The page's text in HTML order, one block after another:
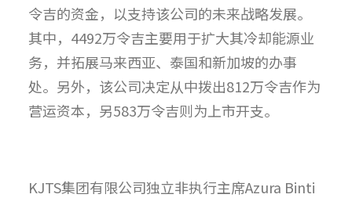
令吉的资金，以支持该公司的未来战略发展。
其中，4492万令吉主要用于扩大其冷却能源业
务，并拓展马来西亚、泰国和新加坡的办事
处。另外，该公司决定从中拨出812万令吉作为
营运资本，另583万令吉则为上市开支。
KJTS集团有限公司独立非执行主席Azura Binti